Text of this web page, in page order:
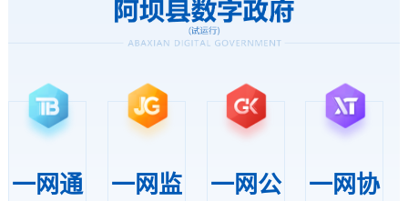
一网通
一网监
一网公
一网协